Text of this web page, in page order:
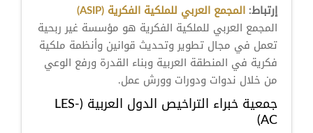
إرتباط: المجمع العربي للملكية الفكرية (ASIP)
المجمع العربي للملكية الفكرية هو مؤسسة غير ربحية
تعمل في مجال تطوير وتحديث قوانين وأنظمة ملكية
فكرية في المنطقة العربية وبناء القدرة ورفع الوعي
من خلال ندوات ودورات وورش عمل.
جمعية خبراء التراخيص الدول العربية (LES-
AC)